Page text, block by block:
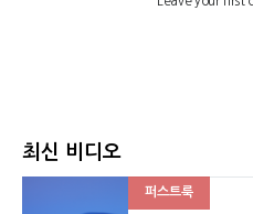
최신 비디오
퍼스트룩